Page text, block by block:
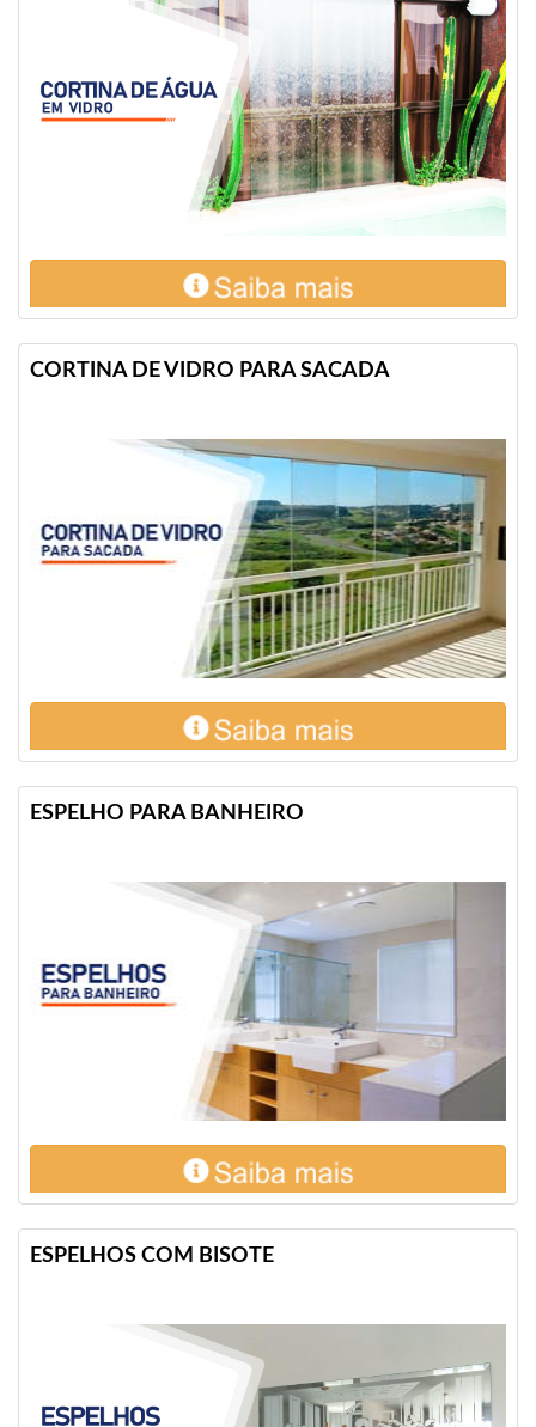
CORTINA DE VIDRO PARA SACADA
ESPELHO PARA BANHEIRO
ESPELHOS COM BISOTE